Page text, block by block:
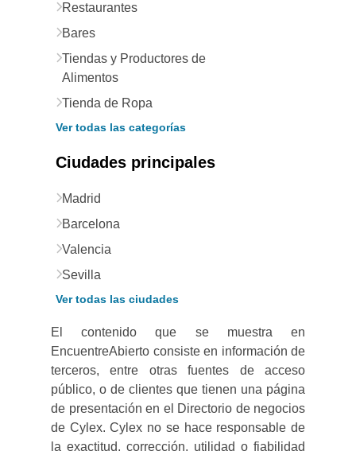
Restaurantes
Bares
Tiendas y Productores de
Alimentos
Tienda de Ropa
Ver todas las categorías
Ciudades principales
Madrid
Barcelona
Valencia
Sevilla
Ver todas las ciudades
El contenido que se muestra en
EncuentreAbierto consiste en información de
terceros, entre otras fuentes de acceso
público, o de clientes que tienen una página
de presentación en el Directorio de negocios
de Cylex. Cylex no se hace responsable de
la exactitud, corrección, utilidad o fiabilidad